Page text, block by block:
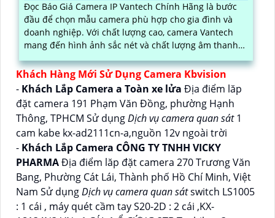
Đọc Báo Giá Camera IP Vantech Chính Hãng là bước
đầu để chọn mẫu camera phù hợp cho gia đình và
doanh nghiệp. Với chất lượng cao, camera Vantech
mang đến hình ảnh sắc nét và chất lượng âm thanh
tốt với mức giá vô cùng cạnh tranh
Khách Hàng Mới Sử Dụng Camera Kbvision
- Khách Lắp Camera a Toàn xe lửa Địa điểm lăp
đặt camera 191 Phạm Văn Đồng, phường Hạnh
Thông, TPHCM Sử dụngDịch vụ camera quan sát1
cam kabe kx-ad2111cn-a,nguồn 12v ngoài trời
- Khách Lắp Camera CÔNG TY TNHH VICKY
PHARMAĐịa điểm lăp đặt camera 270 Trương Văn
Bang, Phường Cát Lái, Thành phố Hồ Chí Minh, Việt
Nam Sử dụngDịch vụ camera quan sátswitch LS1005
: 1 cái , máy quét cầm tay S20-2D : 2 cái ,KX-